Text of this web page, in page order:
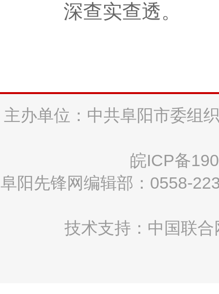
深查实查透。
主办单位：中共阜阳市委组
皖ICP备
阜阳先锋网编辑部：0558-
技术支持：中国联